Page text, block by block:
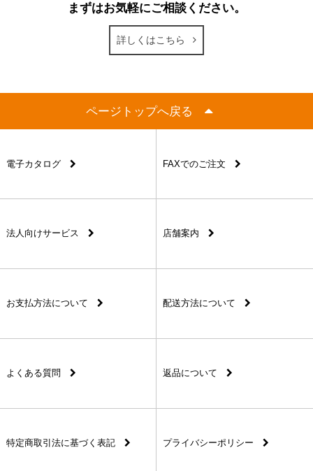
まずはお気軽にご相談ください。
詳しくはこちら
ページトップへ戻る
電子カタログ FAXでのご注文
法人向けサービス 店舗案内
お支払方法について 配送方法について
よくある質問 返品について
特定商取引法に基づく表記 プライバシーポリシー